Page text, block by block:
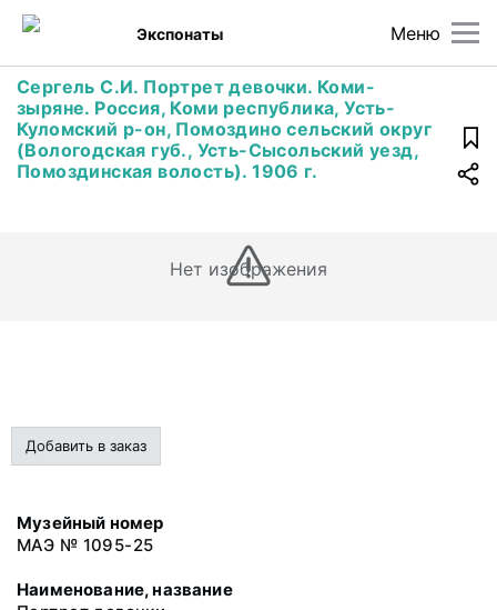
Меню
Экспонаты
Сергель С.И. Портрет девочки. Коми-
зыряне. Россия, Коми республика, Усть-
Куломский р-он, Помоздино сельский округ
(Вологодская губ., Усть-Сысольский уезд,
Помоздинская волость). 1906 г.
Нет изображения
Добавить в заказ
Музейный номер
МАЭ № 1095-25
Наименование, название